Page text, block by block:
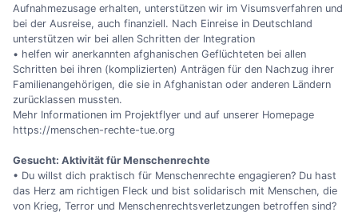
Aufnahmezusage erhalten, unterstützen wir im Visumsverfahren und
bei der Ausreise, auch finanziell. Nach Einreise in Deutschland
unterstützen wir bei allen Schritten der Integration
• helfen wir anerkannten afghanischen Geflüchteten bei allen
Schritten bei ihren (komplizierten) Anträgen für den Nachzug ihrer
Familienangehörigen, die sie in Afghanistan oder anderen Ländern
zurücklassen mussten.
Mehr Informationen im Projektflyer und auf unserer Homepage
https://menschen-rechte-tue.org
Gesucht: Aktivität für Menschenrechte
• Du willst dich praktisch für Menschenrechte engagieren? Du hast
das Herz am richtigen Fleck und bist solidarisch mit Menschen, die
von Krieg, Terror und Menschenrechtsverletzungen betroffen sind?